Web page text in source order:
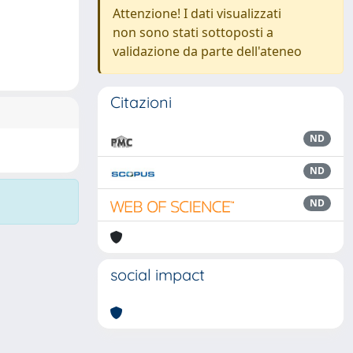
Attenzione! I dati visualizzati
non sono stati sottoposti a
validazione da parte dell'ateneo
Citazioni
ND
ND
ND
social impact